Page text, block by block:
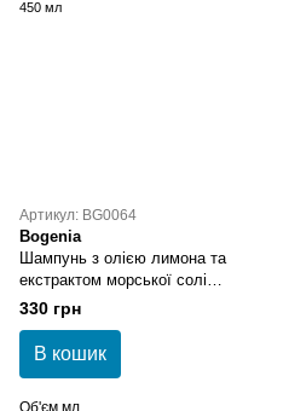
Артикул: BG0064
Bogenia
Шампунь з олією лимона та
екстрактом морської солі
Bogenia Lemon Oil Sea Salt
Extract Shampoo 450 мл
330 грн
В кошик
Об'єм мл